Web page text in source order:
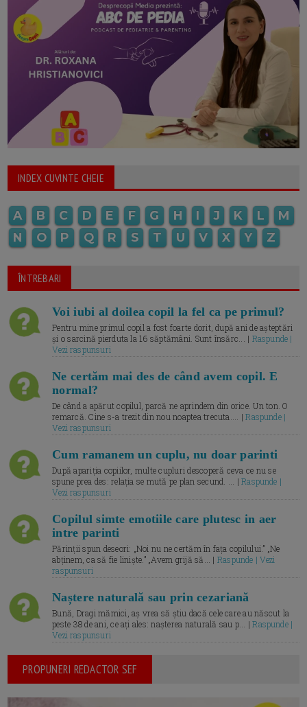
INDEX CUVINTE CHEIE
A B C D E F G H I J K L
M
N
O P Q R S T U V X Y Z
ÎNTREBARI
Voi iubi al doilea copil la fel ca pe primul?
Pentru mine primul copil a fost foarte dorit, după ani de așteptări
și o sarcină pierduta la 16 săptămâni. Sunt însărc... | Raspunde |
Vezi raspunsuri
Ne certăm mai des de când avem copil. E
normal?
De când a apărut copilul, parcă ne aprindem din orice. Un ton. O
remarcă. Cine s-a trezit din nou noaptea trecuta.... |Raspunde |
Vezi raspunsuri
Cum ramanem un cuplu, nu doar parinti
După apariția copiilor, multe cupluri descoperă ceva ce nu se
spune prea des: relația se mută pe plan secund. ... |Raspunde |
Vezi raspunsuri
Copilul simte emotiile care plutesc in aer
intre parinti
Părinții spun deseori: „Noi nu ne certăm în fața copilului.” „Ne
abținem, ca să fie liniște.” „Avem grijă să... | Raspunde | Vezi
raspunsuri
Naștere naturală sau prin cezariană
Bună, Dragi mămici, aș vrea să știu dacă cele care au născut la
peste 38 de ani, ce ați ales: nașterea naturală sau p... |Raspunde |
Vezi raspunsuri
PROPUNERI REDACTOR SEF